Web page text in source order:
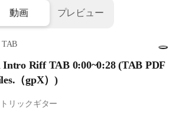
動画 プレビュー
TAB
Intro Riff TAB 0:00~0:28 (TAB PDF
（gpX）)
リックギター